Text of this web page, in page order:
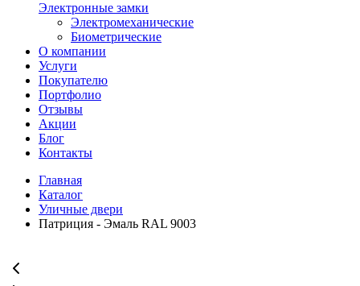
Электронные замки
Электромеханические
Биометрические
О компании
Услуги
Покупателю
Портфолио
Отзывы
Акции
Блог
Контакты
Главная
Каталог
Уличные двери
Патриция - Эмаль RAL 9003